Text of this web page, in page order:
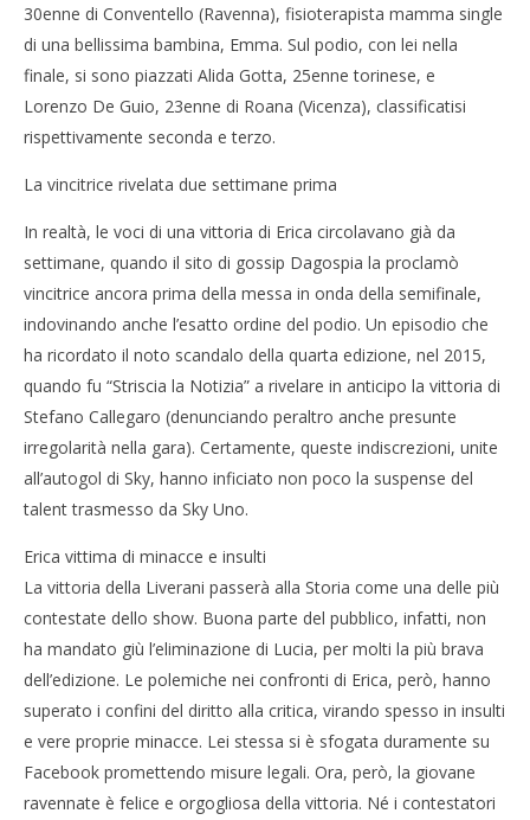
30enne di Conventello (Ravenna), fisioterapista mamma single
di una bellissima bambina, Emma. Sul podio, con lei nella
finale, si sono piazzati Alida Gotta, 25enne torinese, e
Lorenzo De Guio, 23enne di Roana (Vicenza), classificatisi
rispettivamente seconda e terzo.
La vincitrice rivelata due settimane prima
In realtà, le voci di una vittoria di Erica circolavano già da
settimane, quando il sito di gossip Dagospia la proclamò
vincitrice ancora prima della messa in onda della semifinale,
indovinando anche l’esatto ordine del podio. Un episodio che
ha ricordato il noto scandalo della quarta edizione, nel 2015,
quando fu “Striscia la Notizia” a rivelare in anticipo la vittoria di
Stefano Callegaro (denunciando peraltro anche presunte
irregolarità nella gara). Certamente, queste indiscrezioni, unite
all’autogol di Sky, hanno inficiato non poco la suspense del
talent trasmesso da Sky Uno.
Erica vittima di minacce e insulti
La vittoria della Liverani passerà alla Storia come una delle più
contestate dello show. Buona parte del pubblico, infatti, non
ha mandato giù l’eliminazione di Lucia, per molti la più brava
dell’edizione. Le polemiche nei confronti di Erica, però, hanno
superato i confini del diritto alla critica, virando spesso in insulti
e vere proprie minacce. Lei stessa si è sfogata duramente su
Facebook promettendo misure legali. Ora, però, la giovane
ravennate è felice e orgogliosa della vittoria. Né i contestatori